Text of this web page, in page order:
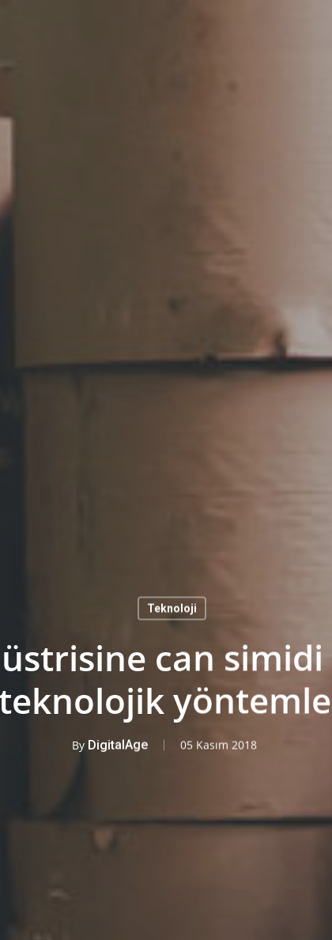
Teknoloji
can
By DigitalAge 05 Kasım 2018